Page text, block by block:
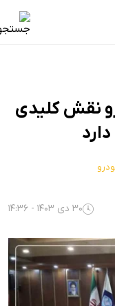
نقش کلیدی
30 دی 1403 - 14:36